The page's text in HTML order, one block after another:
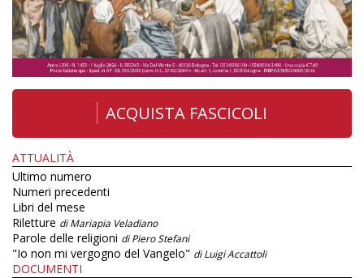
ACQUISTA FASCICOLI
ATTUALITÀ
Ultimo numero
Numeri precedenti
Libri del mese
Riletture di Mariapia Veladiano
Parole delle religioni di Piero Stefani
"Io non mi vergogno del Vangelo" di Luigi Accattoli
DOCUMENTI